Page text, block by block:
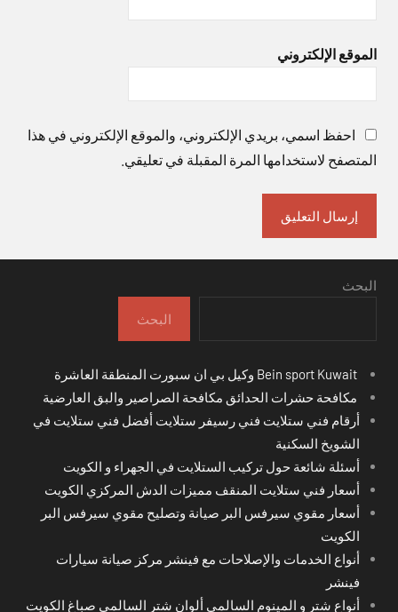
الموقع الإلكتروني
احفظ اسمي، بريدي الإلكتروني، والموقع الإلكتروني في هذا
المتصفح لاستخدامها المرة المقبلة في تعليقي.
البحث
البحث
مكافحة حشرات الحدائق مكافحة الصراصير والبق العارضية
أرقام فني ستلايت فني رسيفر ستلايت أفضل فني ستلايت في
الشويخ السكنية
أسئلة شائعة حول تركيب الستلايت في الجهراء و الكويت
أسعار فني ستلايت المنقف مميزات الدش المركزي الكويت
أسعار مقوي سيرفس البر صيانة وتصليح مقوي سيرفس البر
الكويت
أنواع الخدمات والإصلاحات مع فينشر مركز صيانة سيارات
فينشر
أنواع شتر و المينوم السالمي ألوان شتر السالمي صباغ الكويت